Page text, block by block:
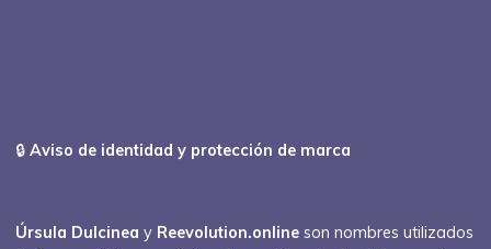
🔒Aviso de identidad y protección de marca
Úrsula Dulcinea y Reevolution.online son nombres utilizados